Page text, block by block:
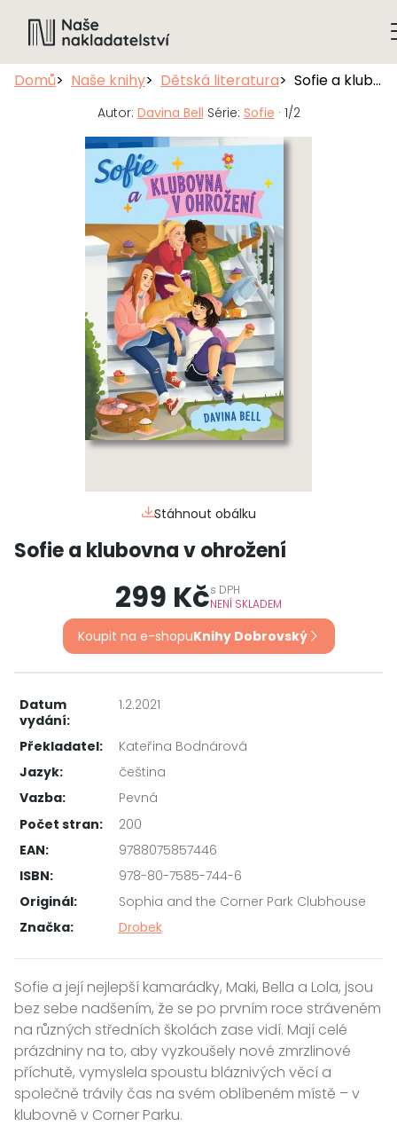
Domů Naše knihy Dětská literatura Sofie a klubovna v ohrožení
Autor: Davina Bell Série: Sofie · 1/2
Stáhnout obálku
Sofie a klubovna v ohrožení
299 Kčs DPH
NENÍ SKLADEM
Koupit na e-shopuKnihy Dobrovský
Datum
vydání:
1.2.2021
Překladatel:
Kateřina Bodnárová
Jazyk:
čeština
Vazba:
Pevná
Počet stran:
200
EAN:
9788075857446
ISBN:
978-80-7585-744-6
Originál:
Sophia and the Corner Park Clubhouse
Značka:
Drobek
Sofie a její nejlepší kamarádky, Maki, Bella a Lola, jsou
bez sebe nadšením, že se po prvním roce stráveném
na různých středních školách zase vidí. Mají celé
prázdniny na to, aby vyzkoušely nové zmrzlinové
příchutě, vymyslela spoustu bláznivých věcí a
společně trávily čas na svém oblíbeném místě – v
klubovně v Corner Parku.